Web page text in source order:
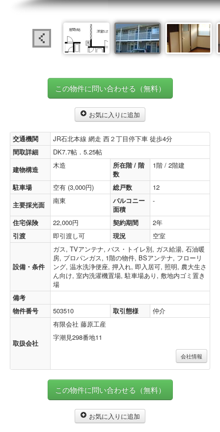
この物件に問い合わせる（無料）
お気に入りに追加
交通機関
JR石北本線 網走 西２丁目停下車 徒歩4分
間取詳細
DK7.7帖．5.25帖
建物構造
木造
所在階 / 階
数
1階 / 2階建
駐車場 空有 (3,000円) 総戸数
12
主要採光面
南東
バルコニー
面積
-
住宅保険 22,000円 契約期間
2年
引渡
即引渡し可 現況 空室
設備・条件
ガス, TVアンテナ, バス・トイレ別, ガス給湯, 石油暖
房, プロパンガス, 1階の物件, BSアンテナ, フローリ
ング, 温水洗浄便座, 押入れ, 即入居可, 照明, 農大生さ
ん向け, 室内洗濯機置場, 駐車場あり, 敷地内ゴミ置き
場
備考
物件番号
503510 取引態様 仲介
取扱会社
有限会社 藤原工産
字潮見298番地11
会社情報
この物件に問い合わせる（無料）
お気に入りに追加